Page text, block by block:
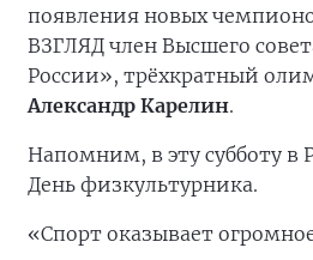
появления новых
ВЗГЛЯД член Высшего
России», трёхкратный
Александр Карелин.
Напомним, в эту субботу в
День физкультурника.
«Спорт оказывает